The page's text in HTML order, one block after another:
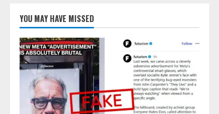
YOU MAY HAVE MISSED